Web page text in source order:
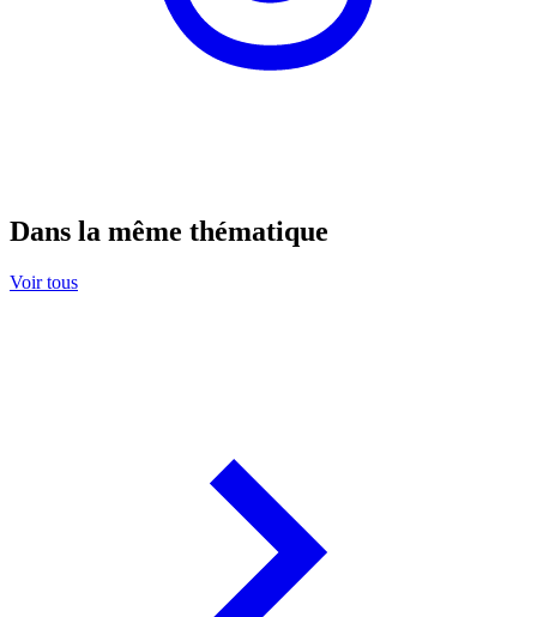
Dans la même thématique
Voir tous